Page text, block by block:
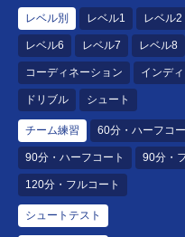
レベル別 レベル1 レベル2
レベル6 レベル7 レベル8
コーディネーション インデ
ドリブル シュート
チーム練習 60分・ハーフコ
90分・ハーフコート 90分・
120分・フルコート
シュートテスト